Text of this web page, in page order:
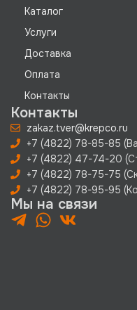
Каталог
Услуги
Доставка
Оплата
Контакты
Контакты
zakaz.tver@krepco.ru
+7 (4822) 78-85-85
+7 (4822) 47-74-20
+7 (4822) 78-75-75
+7 (4822) 78-95-95
Мы на связи